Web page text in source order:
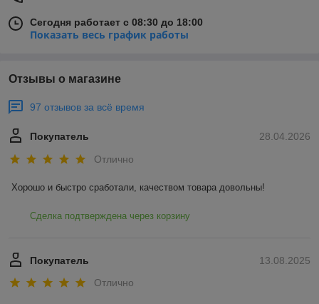
Сегодня работает с 08:30 до 18:00
Показать весь график работы
Отзывы о магазине
97 отзывов за всё время
28.04.2026
Покупатель
Отлично
Хорошо и быстро сработали, качеством товара довольны!
Сделка подтверждена через корзину
13.08.2025
Покупатель
Отлично